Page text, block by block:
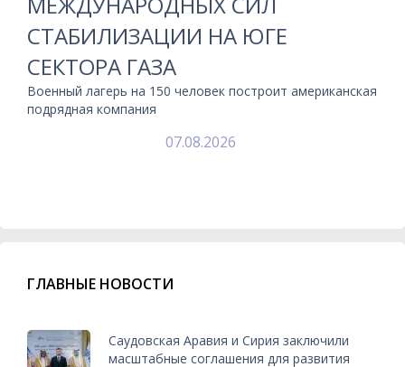
СТАБИЛИЗАЦИИ НА ЮГЕ
СЕКТОРА ГАЗА
Военный лагерь на 150 человек построит американская
подрядная компания
07.08.2026
ГЛАВНЫЕ НОВОСТИ
Саудовская Аравия и Сирия заключили
масштабные соглашения для развития